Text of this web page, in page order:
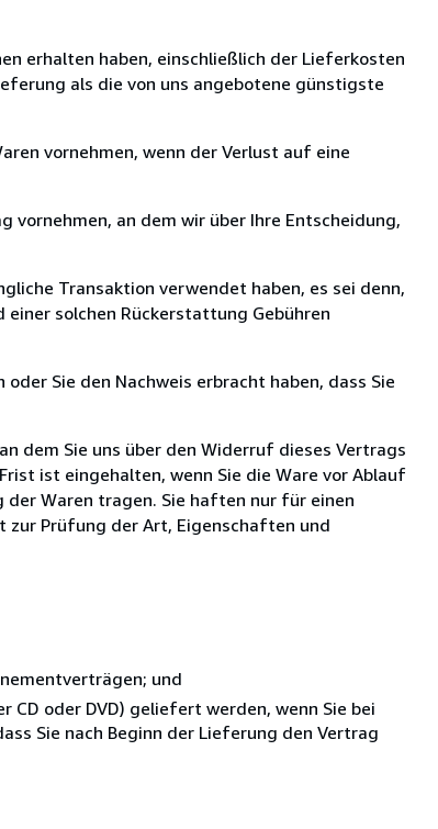
erhalten haben, einschließlich der Lieferkosten
als die von uns angebotene günstigste
vornehmen, wenn der Verlust auf eine
an dem wir über Ihre Entscheidung,
Transaktion verwendet haben, es sei denn,
solchen Rückerstattung Gebühren
Sie den Nachweis erbracht haben, dass Sie
dem Sie uns über den Widerruf dieses Vertrags
ist eingehalten, wenn Sie die Ware vor Ablauf
der Waren tragen. Sie haften nur für einen
zur Prüfung der Art, Eigenschaften und
und
oder DVD) geliefert werden, wenn Sie bei
Sie nach Beginn der Lieferung den Vertrag